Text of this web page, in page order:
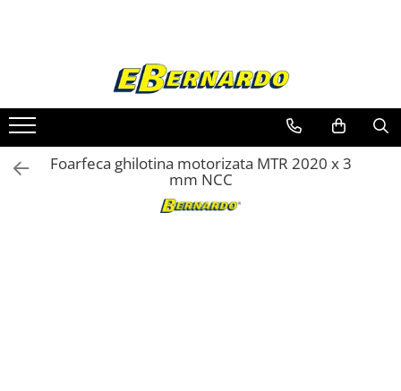
Prelucrare metal
Fierastraie pentru metal
Ferastraie mobile pentru metal
Fierastraie prelucrare metal
Ferastraie circulare pentru metal
Foarfeca ghilotina motorizata MTR 2020 x 3
mm NCC